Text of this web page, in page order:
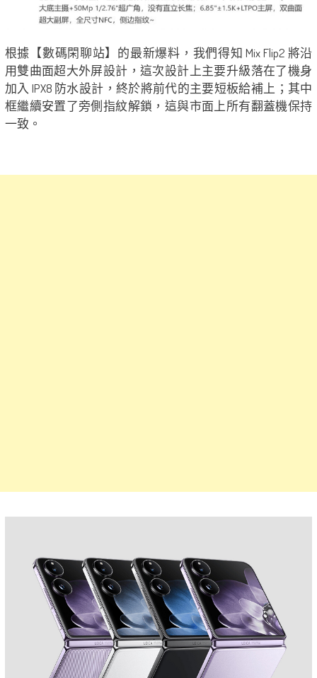
根據【數碼閑聊站】的最新爆料，我們得知 Mix Flip2 將沿
用雙曲面超大外屏設計，這次設計上主要升級落在了機身
加入 IPX8 防水設計，終於將前代的主要短板給補上；其中
框繼續安置了旁側指紋解鎖，這與市面上所有翻蓋機保持
一致。